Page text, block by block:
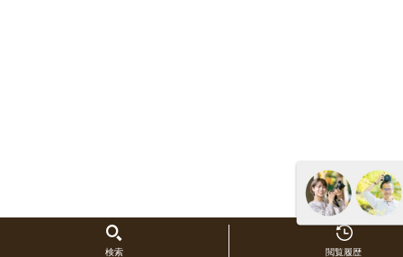
検索 閲覧履歴